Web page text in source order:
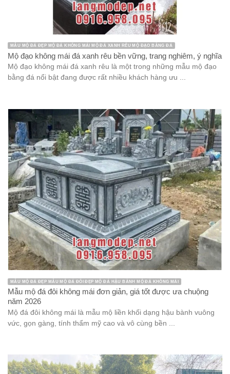
MẪU MỘ ĐÁ ĐẸP MỘ ĐÁ KHÔNG MÁI MỘ ĐÁ XANH RÊU MỘ ĐẠO BẰNG ĐÁ
Mộ đạo không mái đá xanh rêu bền vững, trang nghiêm, ý nghĩa
Mộ đạo không mái đá xanh rêu là một trong những mẫu mộ đạo
bằng đá nổi bật đang được rất nhiều khách hàng ưu ...
MẪU MỘ ĐÁ ĐẸP MẪU MỘ ĐÁ ĐÔI ĐẸP MỘ ĐÁ HẬU BÀNH MỘ ĐÁ KHÔNG MÁI
Mẫu mộ đá đôi không mái đơn giản, giá tốt được ưa chuộng
năm 2026
Mộ đá đôi không mái là mẫu mộ liền khối dạng hậu bành vuông
vức, gọn gàng, tính thẩm mỹ cao và vô cùng bền ...